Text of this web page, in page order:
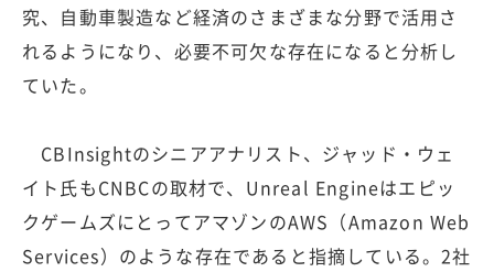
究、自動車製造など経済のさまざまな分野で活用さ
れるようになり、必要不可欠な存在になると分析し
ていた。
CBInsightのシニアアナリスト、ジャッド・ウェ
イト氏もCNBCの取材で、Unreal Engineはエピッ
クゲームズにとってアマゾンのAWS（Amazon Web
Services）のような存在であると指摘している。2社